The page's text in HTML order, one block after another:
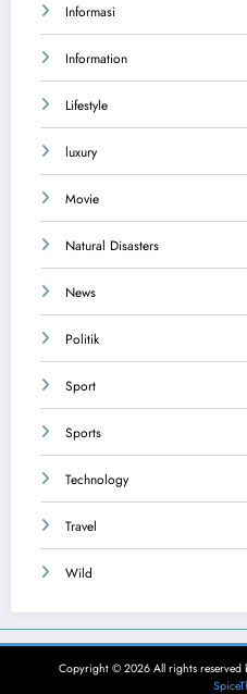
Informasi
Information
Lifestyle
luxury
Movie
Natural Disasters
News
Politik
Sport
Sports
Technology
Travel
Wild
Copyright © 2026 All rights reserved